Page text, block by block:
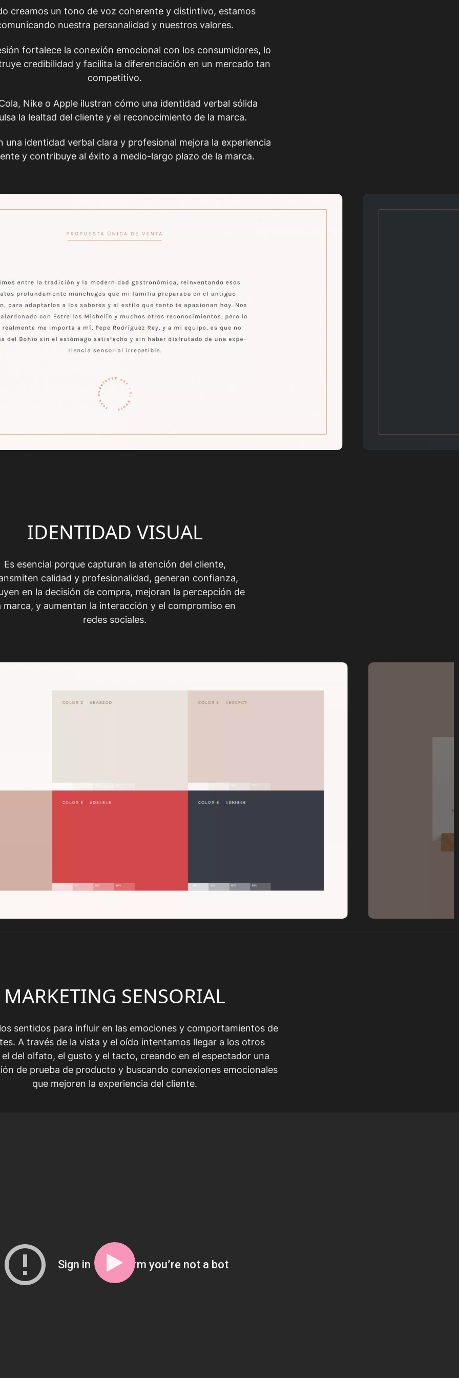
creamos un tono de voz coherente y distintivo, estamos
nuestra personalidad y nuestros valores.
fortalece la conexión emocional con los consumidores, lo
credibilidad y facilita la diferenciación en un mercado tan
competitivo.
Nike o Apple ilustran cómo una identidad verbal sólida
la lealtad del cliente y el reconocimiento de la marca.
una identidad verbal clara y profesional mejora la experiencia
y contribuye al éxito a medio-largo plazo de la marca.
IDENTIDAD VISUAL
Es esencial porque capturan la atención del cliente,
calidad y profesionalidad, generan confianza,
en la decisión de compra, mejoran la percepción de
marca, y aumentan la interacción y el compromiso en
redes sociales.
MARKETING SENSORIAL
sentidos para influir en las emociones y comportamientos de
A través de la vista y el oído intentamos llegar a los otros
del olfato, el gusto y el tacto, creando en el espectador una
de prueba de producto y buscando conexiones emocionales
que mejoren la experiencia del cliente.